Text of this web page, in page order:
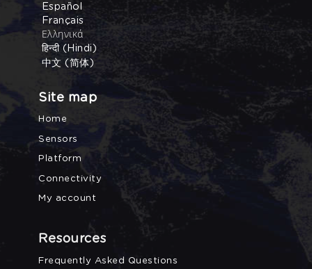
Español
Français
Ελληνικά
हिन्दी (Hindi)
中文 (简体)
Site map
Home
Sensors
Platform
Connectivity
My account
Resources
Frequently Asked Questions